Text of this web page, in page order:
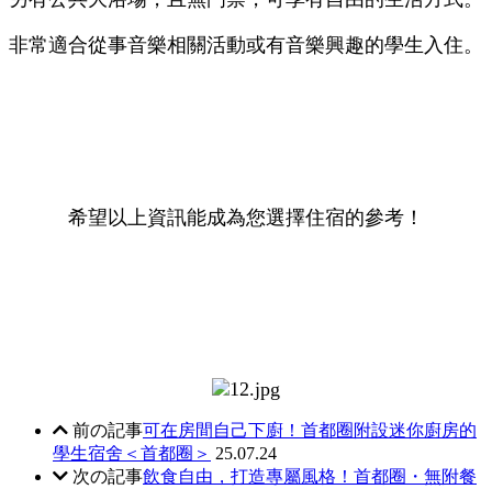
非常適合從事音樂相關活動或有音樂興趣的學生入住。
希望以上資訊能成為您選擇住宿的參考！
前の記事可在房間自己下廚！首都圈附設迷你廚房的
學生宿舍＜首都圈＞ 25.07.24
次の記事飲食自由，打造專屬風格！首都圈・無附餐